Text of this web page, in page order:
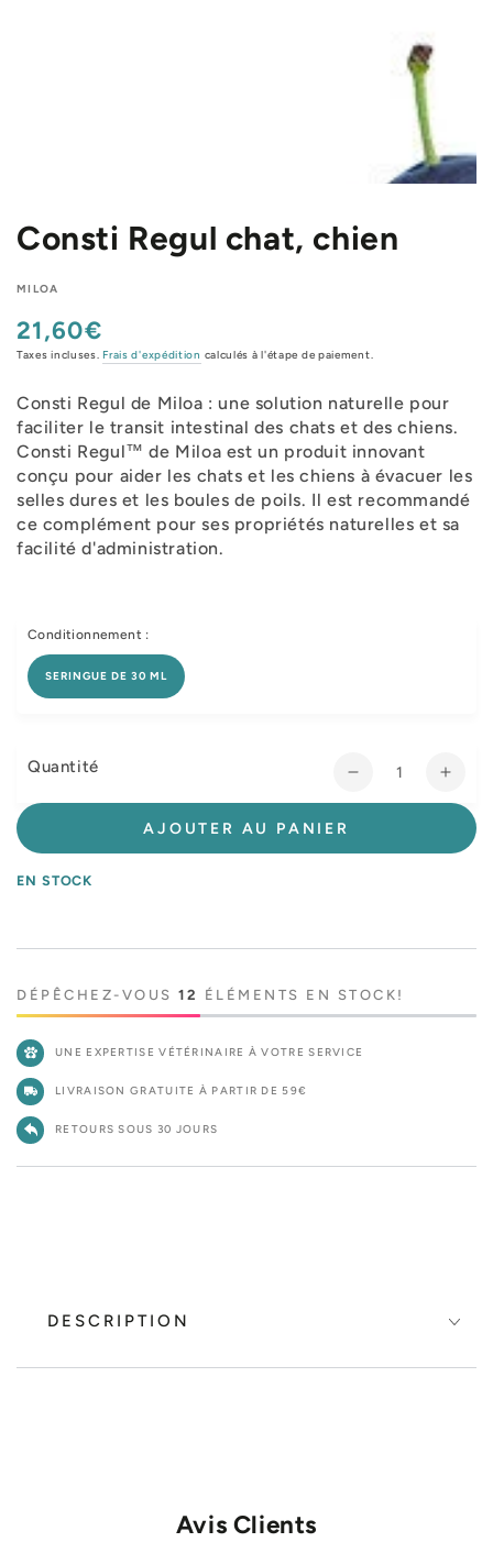
Consti Regul chat, chien
MILOA
Prix
normal
21,60€
Taxes incluses. Frais d'expédition calculés à l'étape de paiement.
Consti Regul de Miloa : une solution naturelle pour
faciliter le transit intestinal des chats et des chiens.
Consti Regul™ de Miloa est un produit innovant
conçu pour aider les chats et les chiens à évacuer les
selles dures et les boules de poils. Il est recommandé
ce complément pour ses propriétés naturelles et sa
facilité d'administration.
Conditionnement :
SERINGUE DE 30 ML
Quantité
Réduire
la
de
chien
la
de
chien
AJOUTER AU PANIER
EN STOCK
DÉPÊCHEZ-VOUS 12 ÉLÉMENTS EN STOCK!
UNE EXPERTISE VÉTÉRINAIRE À VOTRE SERVICE
LIVRAISON GRATUITE À PARTIR DE 59€
RETOURS SOUS 30 JOURS
DESCRIPTION
Avis Clients